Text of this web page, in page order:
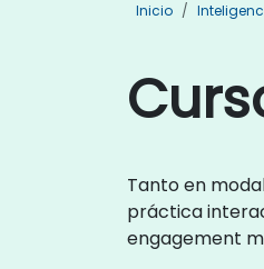
Inicio
Tanto en
práctica
engagement